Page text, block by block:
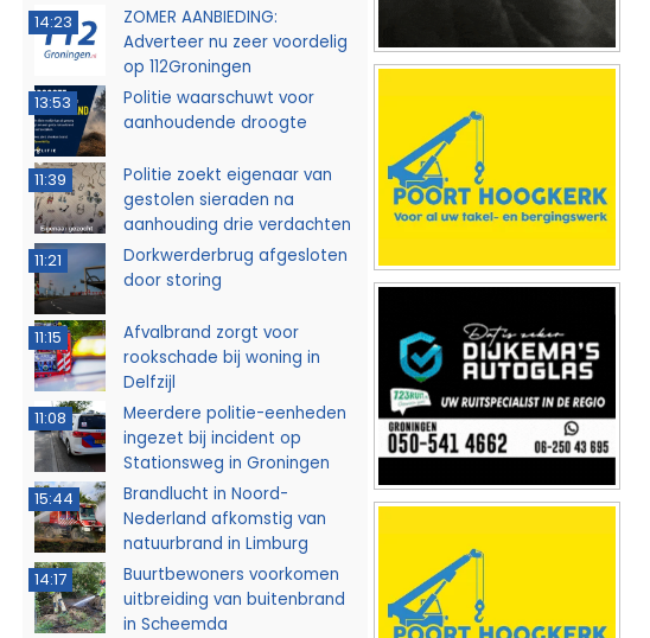
14:23
ZOMER AANBIEDING:
Adverteer nu zeer voordelig
op 112Groningen
13:53
Politie waarschuwt voor
aanhoudende droogte
11:39
Politie zoekt eigenaar van
gestolen sieraden na
aanhouding drie verdachten
11:21
Dorkwerderbrug afgesloten
door storing
11:15
Afvalbrand zorgt voor
rookschade bij woning in
Delfzijl
11:08
Meerdere politie-eenheden
ingezet bij incident op
Stationsweg in Groningen
15:44
Brandlucht in Noord-
Nederland afkomstig van
natuurbrand in Limburg
14:17
Buurtbewoners voorkomen
uitbreiding van buitenbrand
in Scheemda